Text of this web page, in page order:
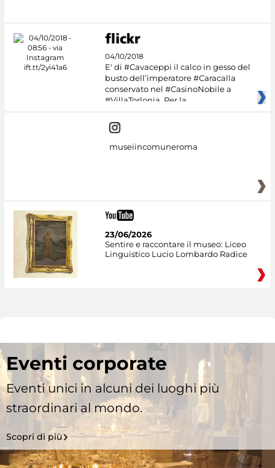
04/10/2018
E' di #Cavaceppi il calco in gesso del
busto dell’imperatore #Caracalla
conservato nel #CasinoNobile a
#VillaTorlonia. Per la
museiincomuneroma
23/06/2026
Sentire e raccontare il museo: Liceo
Linguistico Lucio Lombardo Radice
Eventi corporate
Eventi unici in alcuni dei luoghi più
straordinari al mondo.
Scopri di più